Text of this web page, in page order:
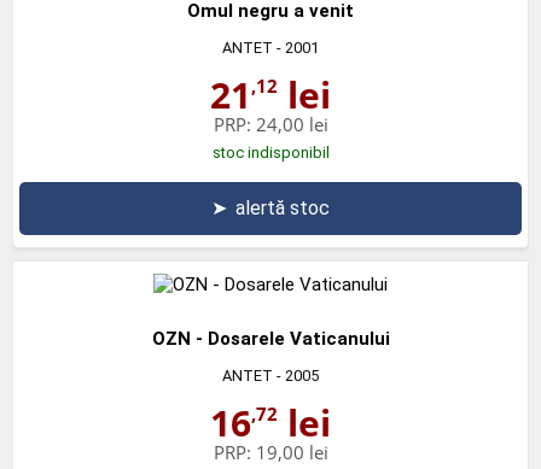
Omul negru a venit
ANTET - 2001
21 ,12 lei
PRP: 24,00 lei
stoc indisponibil
➤ alertă stoc
OZN - Dosarele Vaticanului
ANTET - 2005
16,72 lei
PRP: 19,00 lei